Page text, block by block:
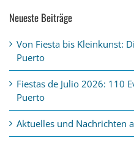
Neueste Beiträge
Von Fiesta bis Kleinkunst:
Puerto
Fiestas de Julio 2026: 110
Puerto
Aktuelles und Nachrichten